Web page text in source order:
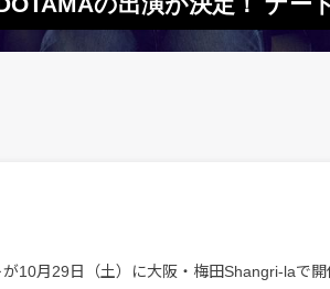
10月29日（土）に大阪・梅田Shangri-laで開